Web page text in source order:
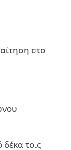
στο
τοις